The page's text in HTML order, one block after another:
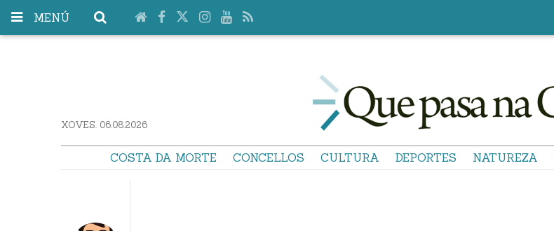
MENÚ
XOVES. 06.08.2026
COSTA DA MORTE CONCELLOS CULTURA DEPORTES NATUREZA